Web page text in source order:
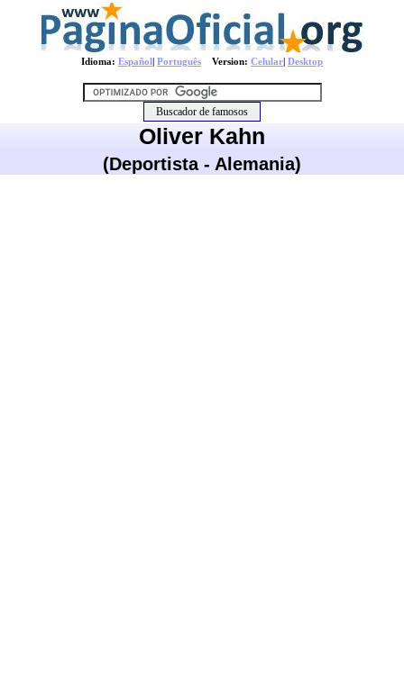
Idioma: Español| Português Version: Celular| Desktop
Oliver Kahn
(Deportista - Alemania)